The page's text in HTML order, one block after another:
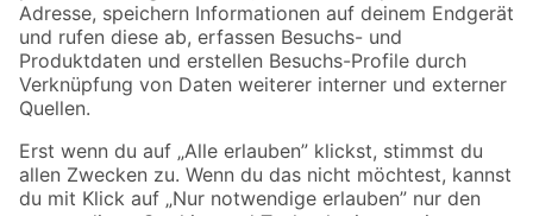
Zahlungsarten Versandarten
Sicher einkaufen
Jetzt die toom-App herunterladen